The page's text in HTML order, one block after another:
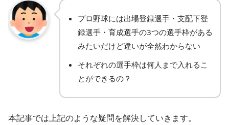
プロ野球には出場登録選手・支配下登
録選手・育成選手の3つの選手枠がある
みたいだけど違いが全然わからない
それぞれの選手枠は何人まで入れるこ
とができるの？
本記事では上記のような疑問を解決していきます。